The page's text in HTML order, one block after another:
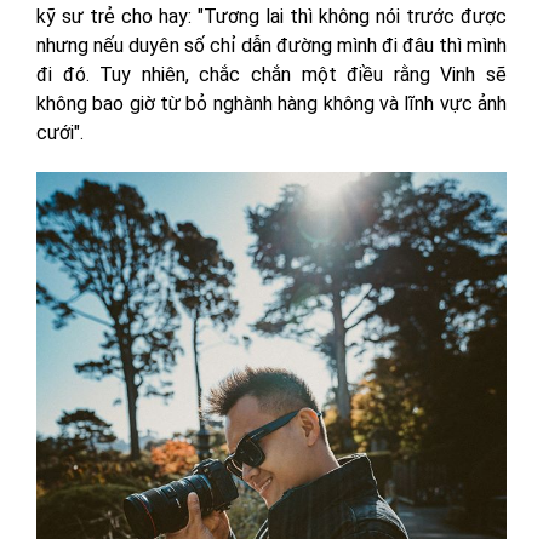
kỹ sư trẻ cho hay: "Tương lai thì không nói trước được
nhưng nếu duyên số chỉ dẫn đường mình đi đâu thì mình
đi đó. Tuy nhiên, chắc chắn một điều rằng Vinh sẽ
không bao giờ từ bỏ nghành hàng không và lĩnh vực ảnh
cưới".